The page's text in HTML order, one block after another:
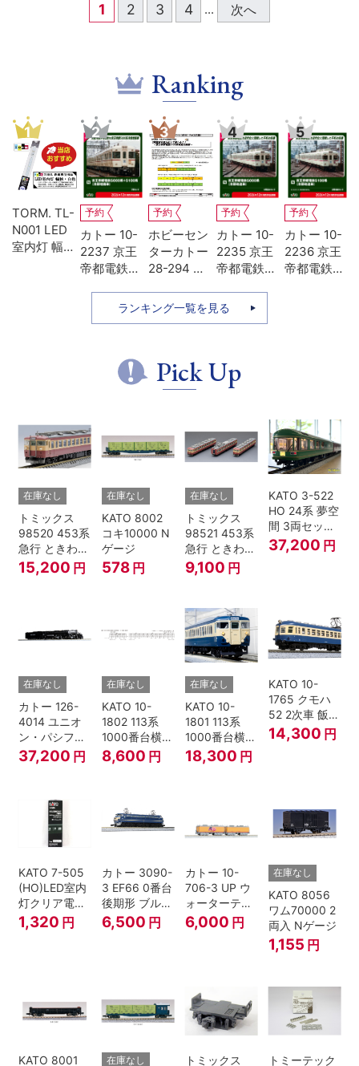
1 2 3 4 ... 次へ
Ranking
1
TORM. TL-
N001 LED
室内灯 幅狭
2
予約
カトー 10-
2237 京王
帝都電鉄
+5100系 冷
3
予約
ホビーセン
ターカトー
28-294 京
5100系動力
4
予約
カトー 10-
2235 京王
帝都電鉄
房改造車 基
5
予約
カトー 10-
2236 京王
帝都電鉄
ランキング一覧を見る
Pick Up
在庫なし
トミックス
98520 453系
急行 ときわ
基本4両セッ
ト Nゲージ
15,200 円
在庫なし
KATO 8002
コキ10000 N
ゲージ
578 円
在庫なし
トミックス
98521 453系
急行 ときわ
増結3両セッ
ト Nゲージ
9,100 円
KATO 3-522
HO 24系 夢空
間 3両セット
HOゲージ
37,200 円
在庫なし
カトー 126-
4014 ユニオ
ン・パシフィ
ック鉄道 ビッ
グボーイ＃
37,200 円
在庫なし
KATO 10-
1802 113系
1000番台横須
賀・総武快速
線 増結4両セ
8,600 円
在庫なし
KATO 10-
1801 113系
1000番台横須
賀・総武快速
線 基本7両セ
18,300 円
KATO 10-
1765 クモハ
52 2次車 飯田
線 4両セット
Nゲージ
14,300 円
KATO 7-505
(HO)LED室内
灯クリア電球
色
1,320 円
カトー 3090-
3 EF66 0番台
後期形 ブルー
トレイン牽引
機
6,500 円
カトー 10-
706-3 UP ウ
ォーターテン
ダー 2両入
6,000 円
在庫なし
KATO 8056
ワム70000 2
両入 Nゲージ
1,155 円
KATO 8001 在庫なし トミックス トミーテック